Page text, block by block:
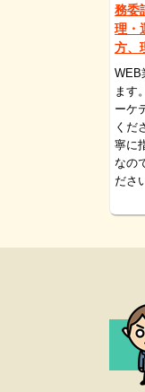
務委
理・
方、
WEB
ます
ーケ
くだ
寧に
なの
ださ